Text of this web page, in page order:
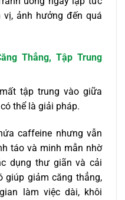
ảnh hưởng đến quá
Thẳng, Tập Trung
tập trung vào giữa
thể là giải pháp.
caffeine nhưng vẫn
táo và minh mẫn nhờ
dụng thư giãn và cải
giúp giảm căng thẳng,
làm việc dài, khôi